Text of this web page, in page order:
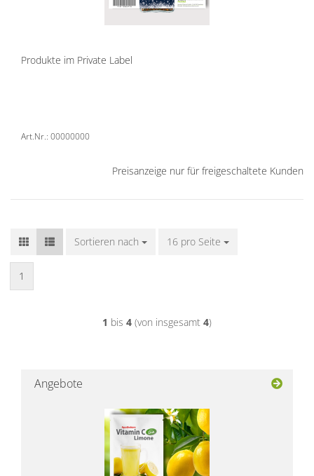
Produkte im Private Label
Art.Nr.: 00000000
Preisanzeige nur für freigeschaltete Kunden
Sortieren nach
Sortieren nach 16 pro Seite
pro Seite
1
1 bis 4 (von insgesamt 4)
Angebote